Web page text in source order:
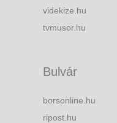
videkize.hu
tvmusor.hu
Bulvár
borsonline.hu
ripost.hu